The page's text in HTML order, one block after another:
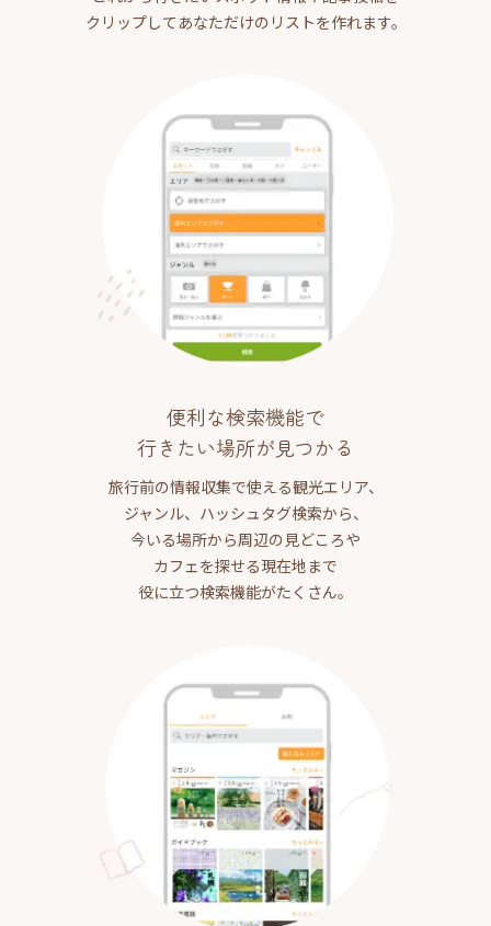
クリップしてあなただけのリストを作れます。
便利な検索機能で
行きたい場所が見つかる
旅行前の情報収集で使える観光エリア、
ジャンル、ハッシュタグ検索から、
今いる場所から周辺の見どころや
カフェを探せる現在地まで
役に立つ検索機能がたくさん。